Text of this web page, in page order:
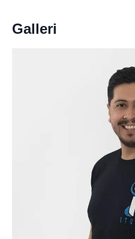
Galleri